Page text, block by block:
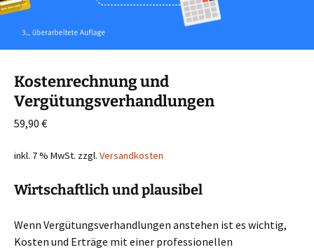
Kostenrechnung und
Vergütungsverhandlungen
59,90 €
inkl. 7 % MwSt. zzgl. Versandkosten
Wirtschaftlich und plausibel
Wenn Vergütungsverhandlungen anstehen ist es wichtig,
Kosten und Erträge mit einer professionellen